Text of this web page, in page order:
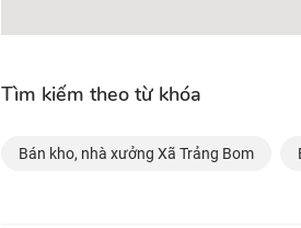
Tìm kiếm theo từ khóa
Bán kho, nhà xưởng Xã Trảng Bom